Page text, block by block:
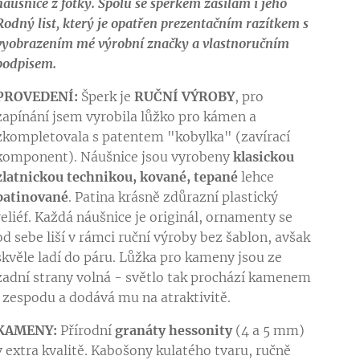
z fotky. Spolu se šperkem zasílám i jeho
list, který je opatřen prezentačním razítkem s
mé výrobní značky a vlastnoručním
Šperk je RUČNÍ VÝROBY, pro
jsem vyrobila lůžko pro kámen a
s patentem "kobylka" (zavírací
Náušnice jsou vyrobenyklasickou
technikou, kované, tepané lehce
. Patina krásně zdůrazní plastický
Každá náušnice je originál, ornamenty se
sebe liší v rámci ruční výroby bez šablon, avšak
ladí do páru. Lůžka pro kameny jsou ze
strany volná - světlo tak prochází kamenem
a dodává mu na atraktivitě.
: Přírodní granáty hessonity (4 a 5 mm)
extra kvalitě. Kabošony kulatého tvaru, ručně